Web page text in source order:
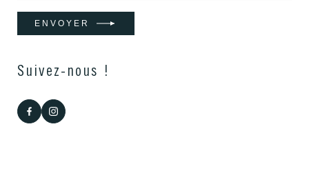
ENVOYER
Suivez-nous !